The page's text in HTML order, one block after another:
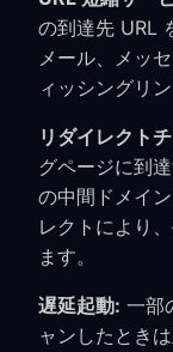
の到達先 URL
メール、メッ
ィッシングリ
リダイレクト
グページに到
の中間ドメイ
レクトにより
ます。
遅延起動: 一部
ャンしたとき